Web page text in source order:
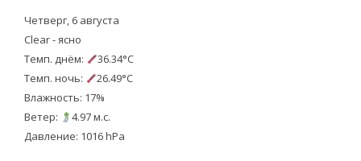
Четверг, 6 августа
Clear - ясно
Темп. днём:
36.34°C
Темп. ночь:
26.49°C
Влажность: 17%
Ветер:
4.97 м.с.
Давление: 1016 hPa